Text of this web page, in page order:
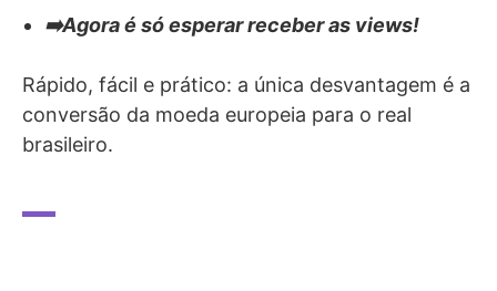
➡️Agora é só esperar receber as views!
Rápido, fácil e prático: a única desvantagem é a
conversão da moeda europeia para o real
brasileiro.